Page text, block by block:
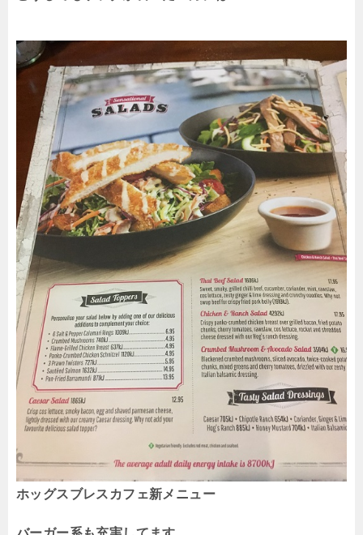
ホッグスブレスカフェ新メニュー